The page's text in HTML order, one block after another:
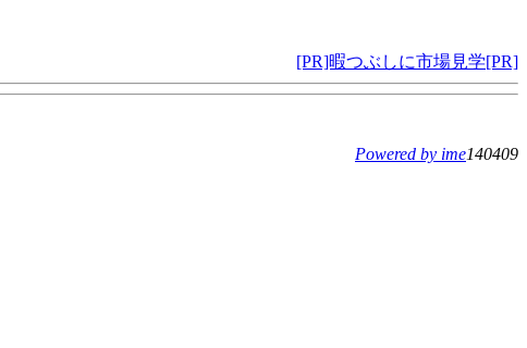
[PR]暇つぶしに市場見学[PR]
Powered by ime140409